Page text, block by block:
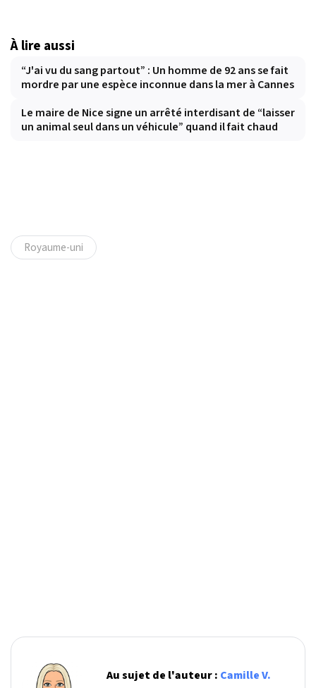
À lire aussi
“J'ai vu du sang partout” : Un homme de 92 ans se fait
mordre par une espèce inconnue dans la mer à Cannes
Le maire de Nice signe un arrêté interdisant de “laisser
un animal seul dans un véhicule” quand il fait chaud
Royaume-uni
Au sujet de l'auteur : Camille V.